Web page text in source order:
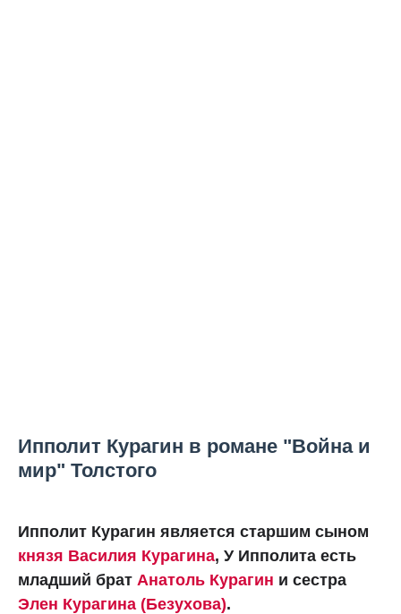
Ипполит Курагин в романе "Война и
мир" Толстого
Ипполит Курагин является старшим сыном
князя Василия Курагина, У Ипполита есть
младший брат Анатоль Курагин и сестра
Элен Курагина (Безухова).